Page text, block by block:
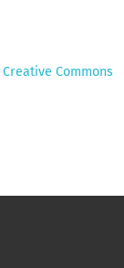
Creative Commons